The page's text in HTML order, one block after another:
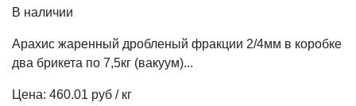
В наличии
Арахис жаренный дробленый фракции 2/4мм в коробке
два брикета по 7,5кг (вакуум)...
Цена: 460.01 руб / кг